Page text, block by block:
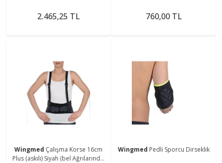
Sunar)
2.465,25 TL 760,00 TL
Wingmed Çalışma Korse 16cm
Plus (askılı) Siyah (bel Ağrılarında,
Wingmed Pedli Sporcu Dirseklik